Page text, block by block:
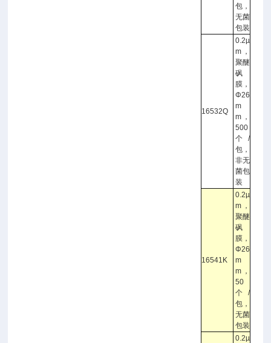
包，
无菌
包装
16532Q
0.2µ
m，
聚醚
砜
膜，
Φ26
m
m，
500
个/
包，
非无
菌包
装
16541K
0.2µ
m，
聚醚
砜
膜，
Φ26
m
m，
50
个/
包，
无菌
包装
0.2µ